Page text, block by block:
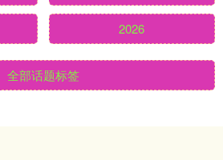
2026
全部话题标签